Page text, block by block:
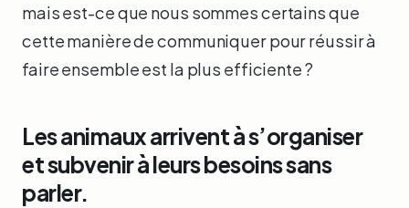
mais est-ce que nous sommes certains que
cette manière de communiquer pour réussir à
faire ensemble est la plus efficiente ?
Les animaux arrivent à s’organiser
et subvenir à leurs besoins sans
parler.